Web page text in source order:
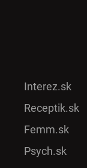
Interez.sk
Receptik.sk
Femm.sk
Psych.sk